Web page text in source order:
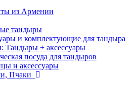
из Армении
тандыры
и комплектующие для тандыра
Тандыры + аксессуары
посуда для тандыров
и аксессуары
Пчаки